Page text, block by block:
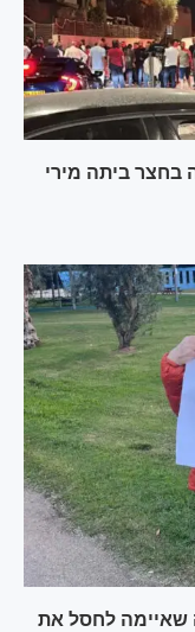
קשישה בת 88 נהרגה בחצר ביתה מירי
שאיימה לחסל את